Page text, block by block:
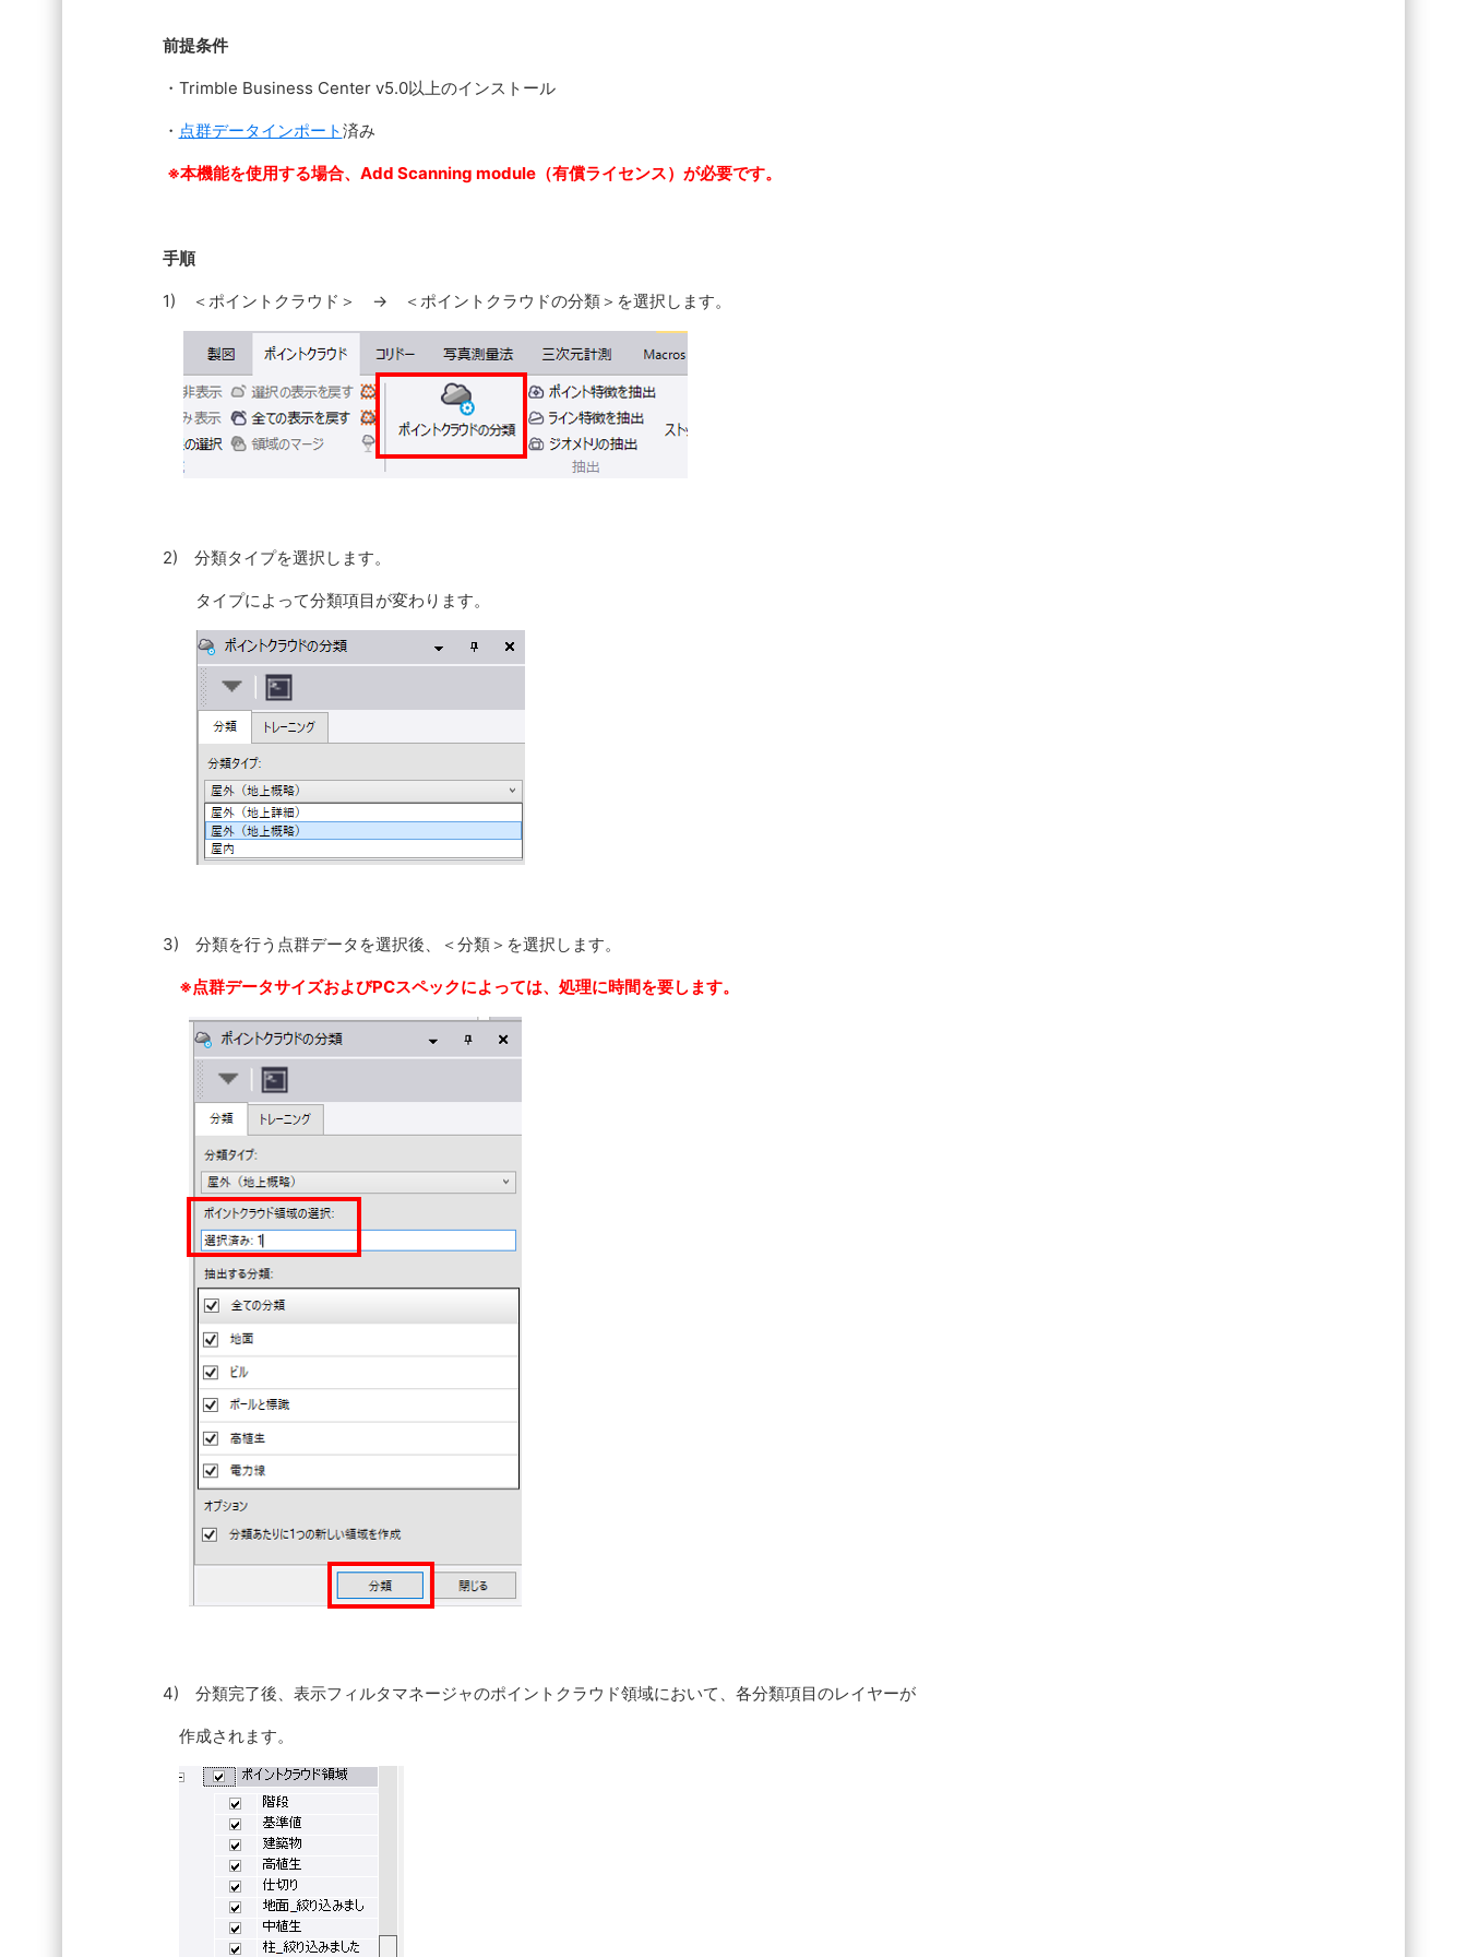
前提条件
・Trimble Business Center v5.0以上のインストール
・ 点群データインポート済み
※本機能を使用する場合、Add Scanning module（有償ライセンス）が必要です。
手順
1) ＜ポイントクラウド＞ → ＜ポイントクラウドの分類＞を選択します。
2) 分類タイプを選択します。
タイプによって分類項目が変わります。
3) 分類を行う点群データを選択後、＜分類＞を選択します。
※点群データサイズおよびPCスペックによっては、処理に時間を要します。
4) 分類完了後、表示フィルタマネージャのポイントクラウド領域において、各分類項目のレイヤーが
作成されます。